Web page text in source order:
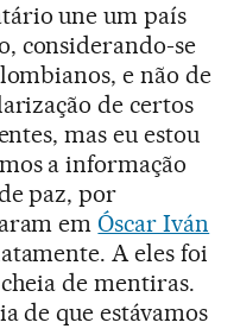
une um país
considerando-se
e não de
de certos
mas eu estou
a informação
paz, por
em Óscar Iván
A eles foi
de mentiras.
de que estávamos